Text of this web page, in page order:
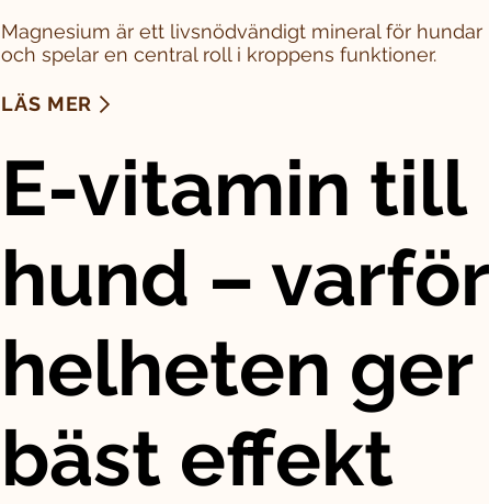
Magnesium är ett livsnödvändigt mineral för hundar
och spelar en central roll i kroppens funktioner.
LÄS MER
E-vitamin till
hund – varför
helheten ger
bäst effekt